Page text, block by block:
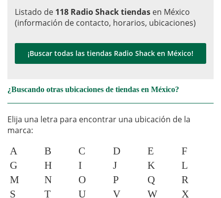
Listado de 118 Radio Shack tiendas en México
(información de contacto, horarios, ubicaciones)
¡Buscar todas las tiendas Radio Shack en México!
¿Buscando otras ubicaciones de tiendas en México?
Elija una letra para encontrar una ubicación de la
marca:
A B C D E
F
G
H I J K
L
M
N O P Q
R
S
T U V W
X